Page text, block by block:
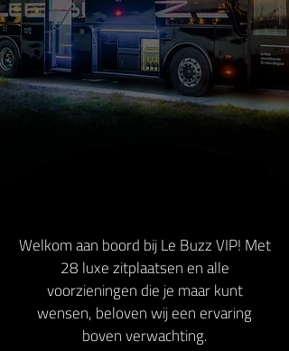
Welkom aan boord bij Le Buzz VIP! Met
28 luxe zitplaatsen en alle
voorzieningen die je maar kunt
wensen, beloven wij een ervaring
boven verwachting.